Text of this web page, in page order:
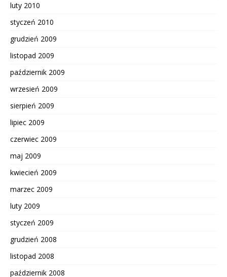
luty 2010
styczeń 2010
grudzień 2009
listopad 2009
październik 2009
wrzesień 2009
sierpień 2009
lipiec 2009
czerwiec 2009
maj 2009
kwiecień 2009
marzec 2009
luty 2009
styczeń 2009
grudzień 2008
listopad 2008
październik 2008